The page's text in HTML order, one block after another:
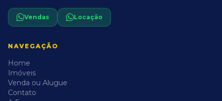
Vendas Locação
NAVEGAÇÃO
Home
Imóveis
Venda ou Alugue
Contato